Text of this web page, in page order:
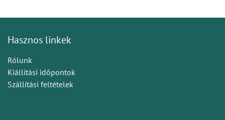
Hasznos linkek
Rólunk
Kiállítási időpontok
Szállítási feltételek